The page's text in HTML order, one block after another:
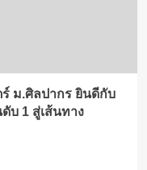
ม.ศิลปากร ยินดีกับ
บ 1 สู่เส้นทาง